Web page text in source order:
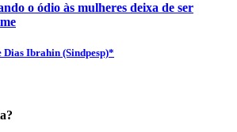
o ódio às mulheres deixa de ser
Ibrahin (Sindpesp)*